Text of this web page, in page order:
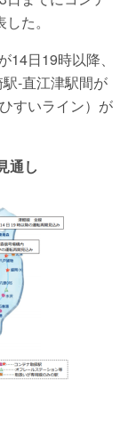
た。
日19時以降、
-直江津駅間が
すいライン）が
通し